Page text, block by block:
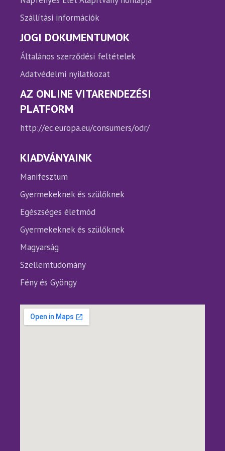
Szállítási információk
JOGI DOKUMENTUMOK
Általános szerződési feltételek
Adatvédelmi nyilatkozat
AZ ONLINE VITARENDEZÉSI
PLATFORM
http://ec.europa.eu/consumers/odr/
KIADVÁNYAINK
Manifesztum
Gyermekeknek és szülőknek
Egészséges életmód
Gyermekeknek és szülőknek
Magyarság
Szellemtudomány
Fény és Gyöngy